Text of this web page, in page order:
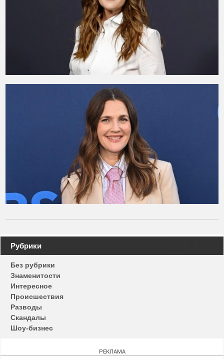
Навигация
по
записям
Рубрики
Без рубрики
Знаменитости
Интересное
Происшествия
Разводы
Скандалы
Шоу-бизнес
РЕКЛАМА